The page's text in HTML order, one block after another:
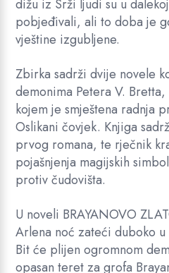
dižu iz Srži ljudi su u
pobjeđivali, ali to doba je
vještine izgubljene.
Zbirka sadrži dvije novele
demonima Petera V.
kojem je smještena radnja
Oslikani čovjek. Knjiga
prvog romana, te rječnik
pojašnjenja magijskih
protiv čudovišta.
U noveli BRAYANOVO
Arlena noć zateći duboko u
Bit će plijen ogromnom
opasan teret za grofa